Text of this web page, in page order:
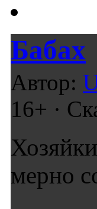
Бабах
Автор:
16+ ·
мерно